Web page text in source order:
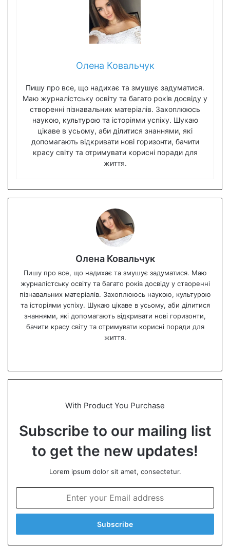
Олена Ковальчук
Пишу про все, що надихає та змушує задуматися.
Маю журналістську освіту та багато років досвіду у
створенні пізнавальних матеріалів. Захоплююсь
наукою, культурою та історіями успіху. Шукаю
цікаве в усьому, аби ділитися знаннями, які
допомагають відкривати нові горизонти, бачити
красу світу та отримувати корисні поради для
життя.
Олена Ковальчук
Пишу про все, що надихає та змушує задуматися. Маю
журналістську освіту та багато років досвіду у створенні
пізнавальних матеріалів. Захоплююсь наукою, культурою
та історіями успіху. Шукаю цікаве в усьому, аби ділитися
знаннями, які допомагають відкривати нові горизонти,
бачити красу світу та отримувати корисні поради для
життя.
te
With Product You Purchase
Subscribe to our mailing list
to get the new updates!
Lorem ipsum dolor sit amet, consectetur.
t
r
y